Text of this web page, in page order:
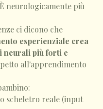
neurologicamente più
ci dicono che
esperienziale crea
neurali più forti e
all'apprendimento
scheletro reale (input